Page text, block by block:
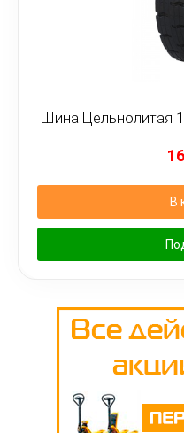
Шина Цельнолитая
В